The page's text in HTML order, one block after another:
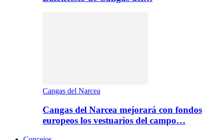
Cangas del Narcea
Cangas del Narcea mejorará con fondos
europeos los vestuarios del campo…